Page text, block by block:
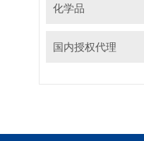
化学品
国内授权代理